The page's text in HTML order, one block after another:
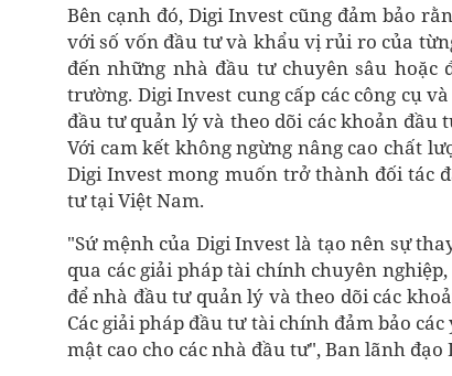
Bên cạnh đó, Digi Invest cũng đảm bảo
với số vốn đầu tư và khẩu vị rủi ro của
đến những nhà đầu tư chuyên sâu
trường. Digi Invest cung cấp các công cụ
đầu tư quản lý và theo dõi các khoản đầu
Với cam kết không ngừng nâng cao chất
Digi Invest mong muốn trở thành đối tác
tư tại Việt Nam.
"Sứ mệnh của Digi Invest là tạo nên sự
qua các giải pháp tài chính chuyên
để nhà đầu tư quản lý và theo dõi các
Các giải pháp đầu tư tài chính đảm bảo
mật cao cho các nhà đầu tư", Ban lãnh